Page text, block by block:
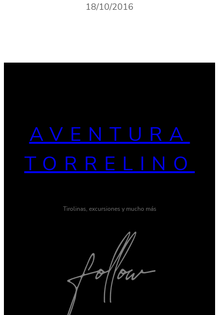
18/10/2016
AVENTURA
TORRELINO
Tirolinas, excursiones y mucho más